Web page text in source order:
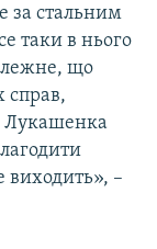
за стальним
таки в нього
що
справ,
Лукашенка
виходить», –